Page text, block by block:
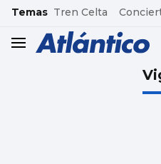
common.go-to-content
Temas Tren Celta
header.menu.open